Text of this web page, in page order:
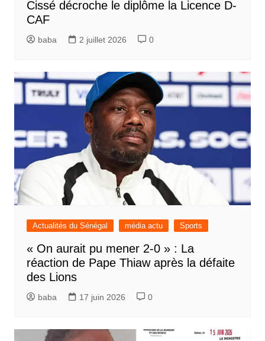
Cissé décroche le diplôme la Licence D-
CAF
baba 2 juillet 2026 0
Actualités du Sénégal média actu Sports
« On aurait pu mener 2-0 » : La
réaction de Pape Thiaw après la défaite
des Lions
baba 17 juin 2026 0